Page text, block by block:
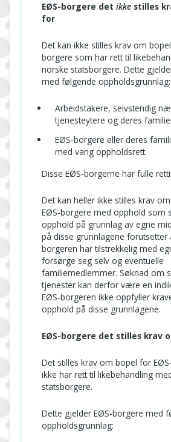
EØS-borgere det ikke stilles
for
Det kan ikke stilles krav om
borgere som har rett til
norske statsborgere. Dette
med følgende oppholdsgrunnlag:
Arbeidstakere, selvstendig
tjenesteytere og deres
EØS-borgere eller deres
med varig oppholdsrett.
Disse EØS-borgerne har fulle
Det kan heller ikke stilles krav
EØS-borgere med opphold som
opphold på grunnlag av egne
på disse grunnlagene forutsetter
borgeren har tilstrekkelig med
forsørge seg selv og eventuelle
familiemedlemmer. Søknad om
tjenester kan derfor være en
EØS-borgeren ikke oppfyller
opphold på disse grunnlagene.
EØS-borgere det stilles krav
Det stilles krav om bopel for
ikke har rett til likebehandling
statsborgere.
Dette gjelder EØS-borgere med
oppholdsgrunnlag: